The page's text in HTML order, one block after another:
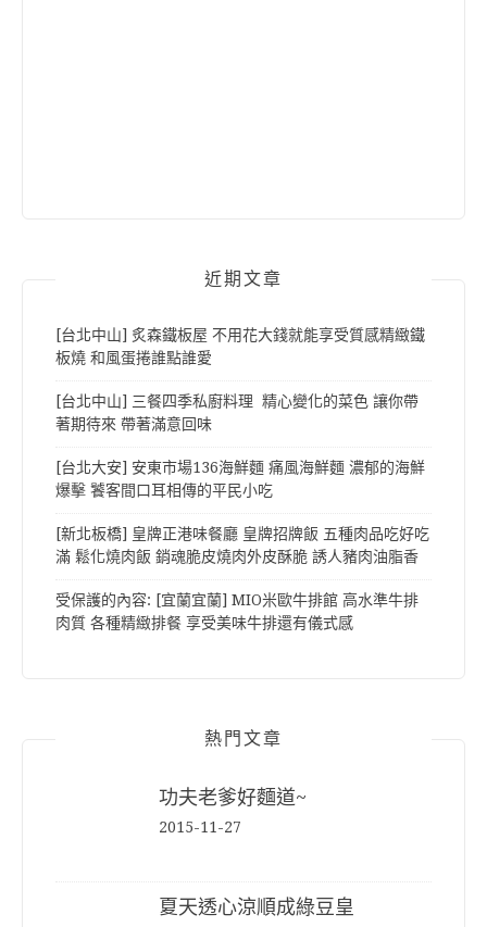
近期文章
[台北中山] 炙森鐵板屋 不用花大錢就能享受質感精緻鐵
板燒 和風蛋捲誰點誰愛
[台北中山] 三餐四季私廚料理 精心變化的菜色 讓你帶
著期待來 帶著滿意回味
[台北大安] 安東市場136海鮮麵 痛風海鮮麵 濃郁的海鮮
爆擊 饕客間口耳相傳的平民小吃
[新北板橋] 皇牌正港味餐廳 皇牌招牌飯 五種肉品吃好吃
滿 鬆化燒肉飯 銷魂脆皮燒肉外皮酥脆 誘人豬肉油脂香
受保護的內容: [宜蘭宜蘭] MIO米歐牛排館 高水準牛排
肉質 各種精緻排餐 享受美味牛排還有儀式感
熱門文章
功夫老爹好麵道~
2015-11-27
夏天透心涼順成綠豆皇